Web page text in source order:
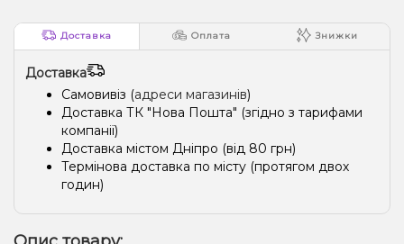
Доставка Оплата Знижки
Доставка
Самовивіз (адреси магазинів)
Доставка ТК "Нова Пошта" (згідно з тарифами
компанії)
Доставка містом Дніпро (від 80 грн)
Термінова доставка по місту (протягом двох
годин)